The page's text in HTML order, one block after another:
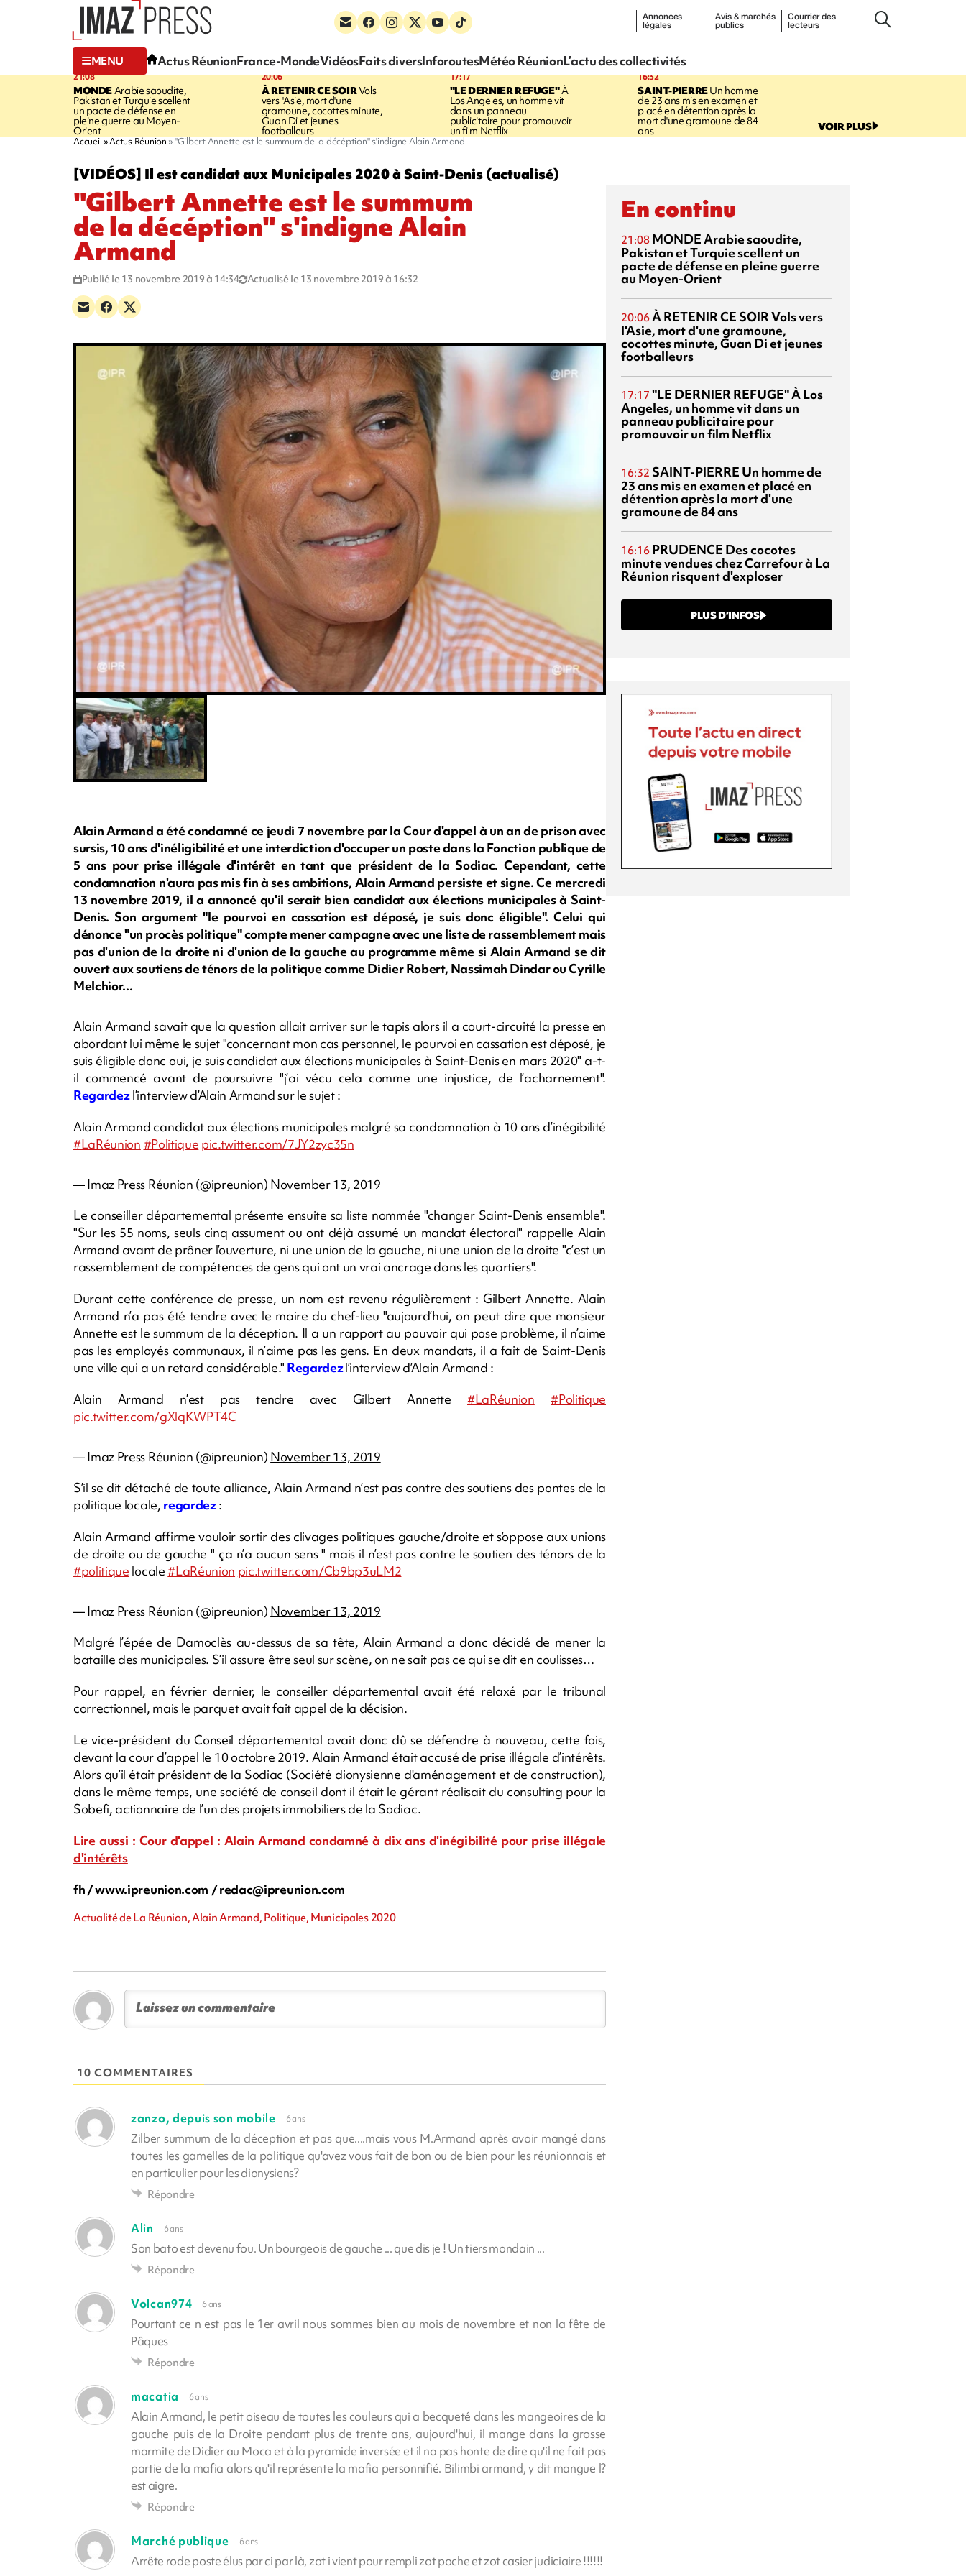
Annonces
légales
Avis & marchés
publics
Courrier des
lecteurs
MENU Actus RéunionFrance-MondeVidéosFaits diversInforoutesMétéo RéunionL’actu des collectivités
21:08
MONDE Arabie saoudite,
Pakistan et Turquie scellent
un pacte de défense en
pleine guerre au Moyen-
Orient
20:06
À RETENIR CE SOIRVols
vers l'Asie, mort d'une
gramoune, cocottes minute,
Guan Di et jeunes
footballeurs
17:17
"LE DERNIER REFUGE"À
Los Angeles, un homme vit
dans un panneau
publicitaire pour promouvoir
un film Netflix
16:32
SAINT-PIERREUn homme
de 23 ans mis en examen et
placé en détention après la
mort d'une gramoune de 84
ans VOIR PLUS
Accueil Actus Réunion "Gilbert Annette est le summum de la décéption" s'indigne Alain Armand
[VIDÉOS] Il est candidat aux Municipales 2020 à Saint-Denis (actualisé)
"Gilbert Annette est le summum
de la décéption" s'indigne Alain
Armand
Publié le 13 novembre 2019 à 14:34 Actualisé le 13 novembre 2019 à 16:32
Alain Armand a été condamné ce jeudi 7 novembre par la Cour d'appel à un an de prison avec
sursis, 10 ans d'inéligibilité et une interdiction d'occuper un poste dans la Fonction publique de
5 ans pour prise illégale d'intérêt en tant que président de la Sodiac. Cependant, cette
condamnation n'aura pas mis fin à ses ambitions, Alain Armand persiste et signe. Ce mercredi
13 novembre 2019, il a annoncé qu'il serait bien candidat aux élections municipales à Saint-
Denis. Son argument "le pourvoi en cassation est déposé, je suis donc éligible". Celui qui
dénonce "un procès politique" compte mener campagne avec une liste de rassemblement mais
pas d'union de la droite ni d'union de la gauche au programme même si Alain Armand se dit
ouvert aux soutiens de ténors de la politique comme Didier Robert, Nassimah Dindar ou Cyrille
Melchior...
Alain Armand savait que la question allait arriver sur le tapis alors il a court-circuité la presse en
abordant lui même le sujet "concernant mon cas personnel, le pourvoi en cassation est déposé, je
suis éligible donc oui, je suis candidat aux élections municipales à Saint-Denis en mars 2020" a-t-
il commencé avant de poursuivre "j’ai vécu cela comme une injustice, de l’acharnement".
Regardezl’interview d’Alain Armand sur le sujet :
Alain Armand candidat aux élections municipales malgré sa condamnation à 10 ans d’inégibilité
#LaRéunion #Politique pic.twitter.com/7JY2zyc35n
— Imaz Press Réunion (@ipreunion) November 13, 2019
Le conseiller départemental présente ensuite sa liste nommée "changer Saint-Denis ensemble".
"Sur les 55 noms, seuls cinq assument ou ont déjà assumé un mandat électoral" rappelle Alain
Armand avant de prôner l’ouverture, ni une union de la gauche, ni une union de la droite "c’est un
rassemblement de compétences de gens qui ont un vrai ancrage dans les quartiers".
Durant cette conférence de presse, un nom est revenu régulièrement : Gilbert Annette. Alain
Armand n’a pas été tendre avec le maire du chef-lieu "aujourd’hui, on peut dire que monsieur
Annette est le summum de la déception. Il a un rapport au pouvoir qui pose problème, il n’aime
pas les employés communaux, il n’aime pas les gens. En deux mandats, il a fait de Saint-Denis
une ville qui a un retard considérable." Regardezl’interview d’Alain Armand :
Alain Armand n’est pas tendre avec Gilbert Annette#LaRéunion
#Politique
pic.twitter.com/gXlqKWPT4C
— Imaz Press Réunion (@ipreunion) November 13, 2019
S’il se dit détaché de toute alliance, Alain Armand n’est pas contre des soutiens des pontes de la
politique locale, regardez:
Alain Armand affirme vouloir sortir des clivages politiques gauche/droite et s’oppose aux unions
de droite ou de gauche " ça n’a aucun sens " mais il n’est pas contre le soutien des ténors de la
#politique locale#LaRéunion pic.twitter.com/Cb9bp3uLM2
— Imaz Press Réunion (@ipreunion) November 13, 2019
Malgré l’épée de Damoclès au-dessus de sa tête, Alain Armand a donc décidé de mener la
bataille des municipales. S’il assure être seul sur scène, on ne sait pas ce qui se dit en coulisses…
Pour rappel, en février dernier, le conseiller départemental avait été relaxé par le tribunal
correctionnel, mais le parquet avait fait appel de la décision.
Le vice-président du Conseil départemental avait donc dû se défendre à nouveau, cette fois,
devant la cour d’appel le 10 octobre 2019. Alain Armand était accusé de prise illégale d’intérêts.
Alors qu’il était président de la Sodiac (Société dionysienne d'aménagement et de construction),
dans le même temps, une société de conseil dont il était le gérant réalisait du consulting pour la
Sobefi, actionnaire de l’un des projets immobiliers de la Sodiac.
Lire aussi : Cour d'appel : Alain Armand condamné à dix ans d'inégibilité pour prise illégale
d'intérêts
fh / www.ipreunion.com /redac@ipreunion.com
Actualité de La Réunion, Alain Armand, Politique, Municipales 2020
10 COMMENTAIRES
zanzo, depuis son mobile 6 ans
Zilber summum de la déception et pas que....mais vous M.Armand après avoir mangé dans
toutes les gamelles de la politique qu'avez vous fait de bon ou de bien pour les réunionnais et
en particulier pour les dionysiens?
Répondre
Alin 6 ans
Son bato est devenu fou. Un bourgeois de gauche ... que dis je ! Un tiers mondain ...
Répondre
Volcan974 6 ans
Pourtant ce n est pas le 1er avril nous sommes bien au mois de novembre et non la fête de
Pâques
Répondre
macatia 6 ans
Alain Armand, le petit oiseau de toutes les couleurs qui a becqueté dans les mangeoires de la
gauche puis de la Droite pendant plus de trente ans, aujourd'hui, il mange dans la grosse
marmite de Didier au Moca et à la pyramide inversée et il na pas honte de dire qu'il ne fait pas
partie de la mafia alors qu'il représente la mafia personnifié. Bilimbi armand, y dit mangue l?
est aigre.
Répondre
Marché publique 6 ans
Arrête rode poste élus par ci par là, zot i vient pour rempli zot poche et zot casier judiciaire !!!!!!
En continu
21:08 MONDEArabie saoudite,
Pakistan et Turquie scellent un
pacte de défense en pleine guerre
au Moyen-Orient
20:06À RETENIR CE SOIRVols vers
l'Asie, mort d'une gramoune,
cocottes minute, Guan Di et jeunes
footballeurs
17:17 "LE DERNIER REFUGE"À Los
Angeles, un homme vit dans un
panneau publicitaire pour
promouvoir un film Netflix
16:32 SAINT-PIERRE Un homme de
23 ans mis en examen et placé en
détention après la mort d'une
gramoune de 84 ans
16:16 PRUDENCE Des cocotes
minute vendues chez Carrefour à La
Réunion risquent d'exploser
PLUS D’INFOS